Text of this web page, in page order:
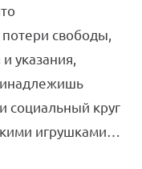
свободы,
указания,
социальный круг
игрушками…